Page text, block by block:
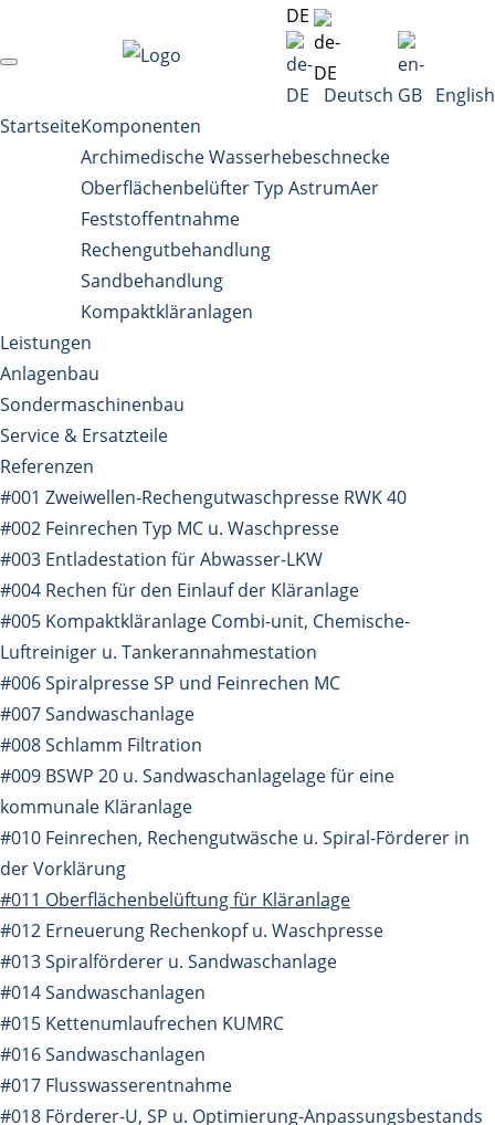
DE
Deutsch
English
StartseiteKomponenten
Archimedische Wasserhebeschnecke
Oberflächenbelüfter Typ AstrumAer
Feststoffentnahme
Rechengutbehandlung
Sandbehandlung
Kompaktkläranlagen
Leistungen
Anlagenbau
Sondermaschinenbau
Service & Ersatzteile
Referenzen
#001 Zweiwellen-Rechengutwaschpresse RWK 40
#002 Feinrechen Typ MC u. Waschpresse
#003 Entladestation für Abwasser-LKW
#004 Rechen für den Einlauf der Kläranlage
#005 Kompaktkläranlage Combi-unit, Chemische-
Luftreiniger u. Tankerannahmestation
#006 Spiralpresse SP und Feinrechen MC
#007 Sandwaschanlage
#008 Schlamm Filtration
#009 BSWP 20 u. Sandwaschanlagelage für eine
kommunale Kläranlage
#010 Feinrechen, Rechengutwäsche u. Spiral-Förderer in
der Vorklärung
#011 Oberflächenbelüftung für Kläranlage
#012 Erneuerung Rechenkopf u. Waschpresse
#013 Spiralförderer u. Sandwaschanlage
#014 Sandwaschanlagen
#015 Kettenumlaufrechen KUMRC
#016 Sandwaschanlagen
#017 Flusswasserentnahme
#018 Förderer-U, SP u. Optimierung-Anpassungsbestands